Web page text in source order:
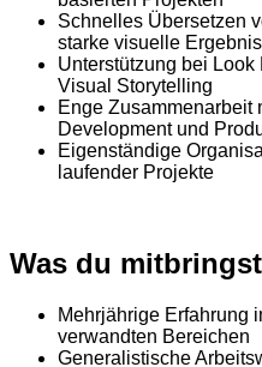
Schnelles Übersetzen
starke visuelle
Unterstützung bei Look
Visual Storytelling
Enge Zusammenarbeit
Development und
Eigenständige
laufender Projekte
Was du mitbringst
Mehrjährige Erfahrung
verwandten Bereichen
Generalistische